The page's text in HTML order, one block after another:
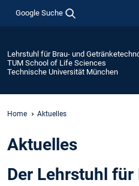
Google Suche
Lehrstuhl für Brau- und
TUM School of Life Sciences
Technische Universität München
Home Aktuelles
Aktuelles
Der Lehrstuhl für